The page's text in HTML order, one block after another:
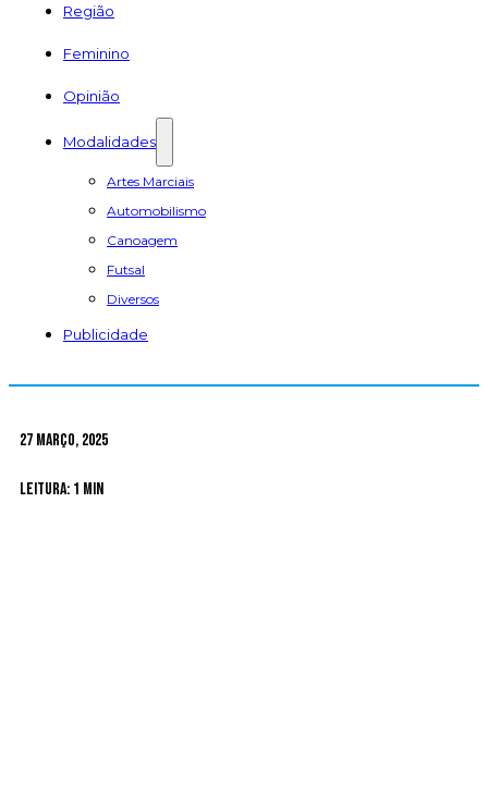
Região
Feminino
Opinião
Modalidades
Artes Marciais
Automobilismo
Canoagem
Futsal
Diversos
Publicidade
27 Março, 2025
Leitura: 1 min